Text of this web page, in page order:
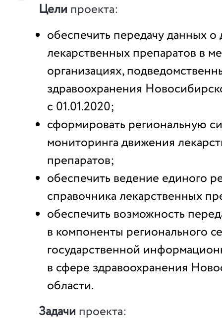
Цели проекта:
обеспечить передачу данных
лекарственных препаратов в
организациях,
здравоохранения
с 01.01.2020;
сформировать региональную
мониторинга движения
препаратов;
обеспечить ведение единого
справочника лекарственных
обеспечить возможность
в компоненты регионального
государственной
в сфере здравоохранения
области.
Задачи проекта: